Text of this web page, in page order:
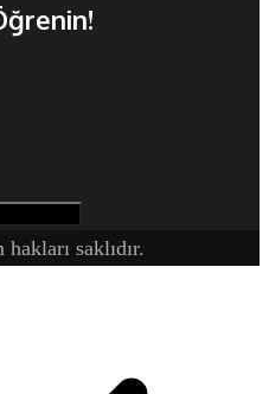
saklıdır.